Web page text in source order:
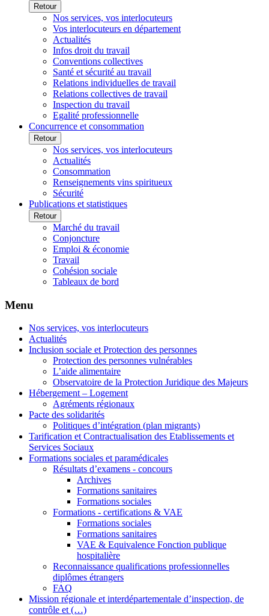
Retour
Nos services, vos interlocuteurs
Vos interlocuteurs en département
Actualités
Infos droit du travail
Conventions collectives
Santé et sécurité au travail
Relations individuelles de travail
Relations collectives de travail
Inspection du travail
Egalité professionnelle
Concurrence et consommation
Retour
Nos services, vos interlocuteurs
Actualités
Consommation
Renseignements vins spiritueux
Sécurité
Publications et statistiques
Retour
Marché du travail
Conjoncture
Emploi & économie
Travail
Cohésion sociale
Tableaux de bord
Menu
Nos services, vos interlocuteurs
Actualités
Inclusion sociale et Protection des personnes
Protection des personnes vulnérables
L’aide alimentaire
Observatoire de la Protection Juridique des Majeurs
Hébergement – Logement
Agréments régionaux
Pacte des solidarités
Politiques d’intégration (plan migrants)
Tarification et Contractualisation des Etablissements et
Services Sociaux
Formations sociales et paramédicales
Résultats d’examens - concours
Archives
Formations sanitaires
Formations sociales
Formations - certifications & VAE
Formations sociales
Formations sanitaires
VAE & Equivalence Fonction publique
hospitalière
Reconnaissance qualifications professionnelles
diplômes étrangers
FAQ
Mission régionale et interdépartementale d’inspection, de
contrôle et (…)